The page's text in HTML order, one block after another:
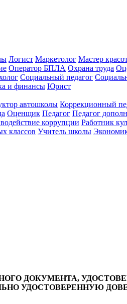
Логист Маркетолог Мастер
Оператор БПЛА Охрана труда
Социальный педагог
и финансы Юрист
автошколы Коррекционный
Оценщик Педагог Педагог
коррупции Работник
классов Учитель школы
ДОКУМЕНТА,
УДОСТОВЕРЕННУЮ